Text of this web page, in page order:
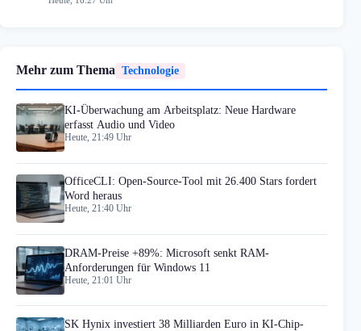
Mehr zum Thema Technologie
KI-Überwachung am Arbeitsplatz: Neue Hardware
erfasst Audio und Video
Heute, 21:49 Uhr
OfficeCLI: Open-Source-Tool mit 26.400 Stars fordert
Word heraus
Heute, 21:40 Uhr
DRAM-Preise +89%: Microsoft senkt RAM-
Anforderungen für Windows 11
Heute, 21:01 Uhr
SK Hynix investiert 38 Milliarden Euro in KI-Chip-